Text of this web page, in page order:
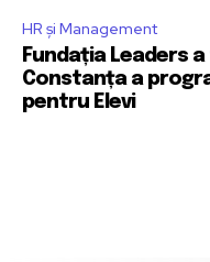
HR și Management
Fundația Leaders
Constanța a
pentru Elevi